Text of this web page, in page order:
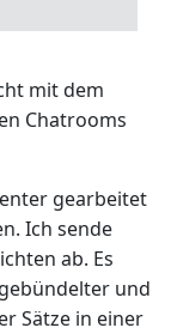
mit dem
Chatrooms
gearbeitet
Ich sende
ab. Es
und
Sätze in einer